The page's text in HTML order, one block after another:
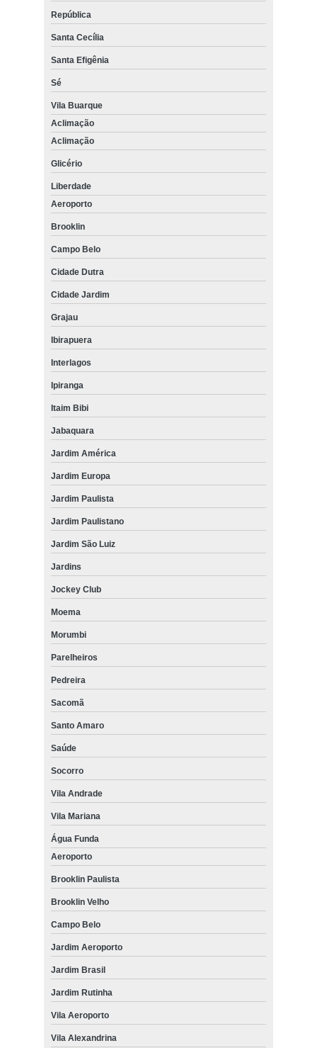
República
Santa Cecília
Santa Efigênia
Sé
Vila Buarque
Aclimação
Aclimação
Glicério
Liberdade
Aeroporto
Brooklin
Campo Belo
Cidade Dutra
Cidade Jardim
Grajau
Ibirapuera
Interlagos
Ipiranga
Itaim Bibi
Jabaquara
Jardim América
Jardim Europa
Jardim Paulista
Jardim Paulistano
Jardim São Luiz
Jardins
Jockey Club
Moema
Morumbi
Parelheiros
Pedreira
Sacomã
Santo Amaro
Saúde
Socorro
Vila Andrade
Vila Mariana
Água Funda
Aeroporto
Brooklin Paulista
Brooklin Velho
Campo Belo
Jardim Aeroporto
Jardim Brasil
Jardim Rutinha
Vila Aeroporto
Vila Alexandrina